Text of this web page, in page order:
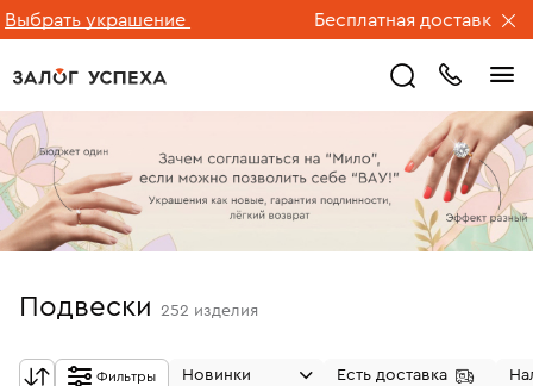
украшение Бесплатная доставка
Подвески 252 изделия
Фильтры Новинки Есть доставка